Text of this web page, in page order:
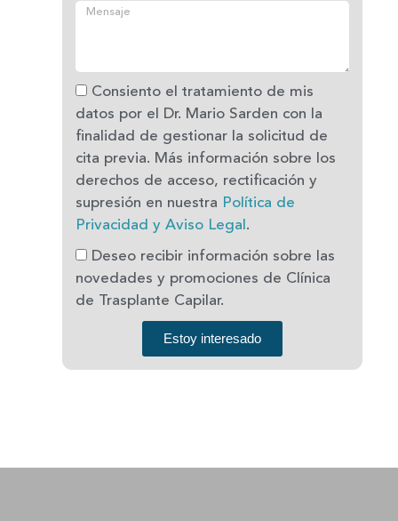
Consiento el tratamiento de mis
datos por el Dr. Mario Sarden con la
finalidad de gestionar la solicitud de
cita previa. Más información sobre los
derechos de acceso, rectificación y
supresión en nuestra Política de
Privacidad y Aviso Legal .
Deseo recibir información sobre las
novedades y promociones de Clínica
de Trasplante Capilar.
Estoy interesado